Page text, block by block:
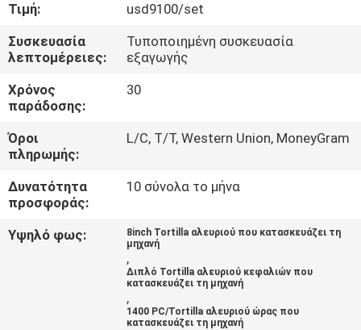
ΠΟΙΌΤΗΤΑΣ
ΕΠΙΚΟΙΝΩΝΉΣΤΕ
ΜΑΖΊ
ΜΑΣ
ΖΗΤΉΣΤΕ
ΜΙΑ
ΠΡΟΣΦΟΡΆ
Τιμή:
usd9100/set
Συσκευασία
λεπτομέρειες:
Τυποποιημένη συσκευασία
εξαγωγής
Χρόνος
παράδοσης:
30
Όροι
πληρωμής:
L/C, T/T, Western Union, MoneyGram
Δυνατότητα
προσφοράς:
10 σύνολα το μήνα
Υψηλό φως:
8inch Tortilla αλευριού που κατασκευάζει τη
μηχανή
,
Διπλό Tortilla αλευριού κεφαλιών που
κατασκευάζει τη μηχανή
,
1400 PC/Tortilla αλευριού ώρας που
κατασκευάζει τη μηχανή